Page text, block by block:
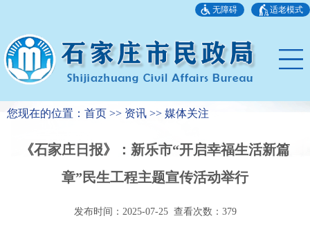
无障碍 适老模式
您现在的位置：首页 >> 资讯 >> 媒体关注
《石家庄日报》：新乐市“开启幸福生活新篇
章”民生工程主题宣传活动举行
发布时间：2025-07-25 查看次数： 379